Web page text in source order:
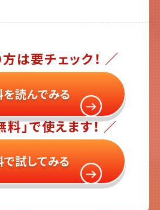
は要チェック！ ／
読んでみる
料」で使えます！ ／
試してみる